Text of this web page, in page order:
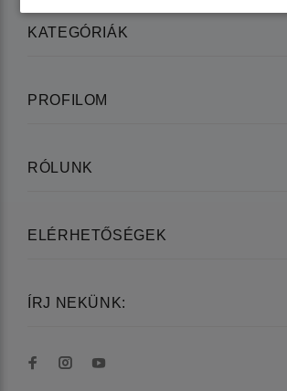
KATEGÓRIÁK
PROFILOM
RÓLUNK
ELÉRHETŐSÉGEK
ÍRJ NEKÜNK: